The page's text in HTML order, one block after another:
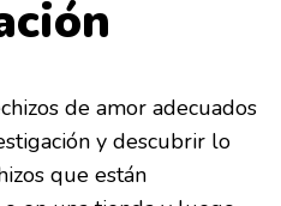
de amor adecuados
y descubrir lo
que están